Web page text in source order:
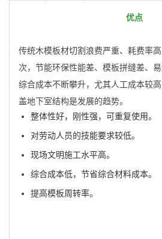
优点
传统木模板材切割浪费严重、耗费率
次，节能环保性能差、模板拼缝差、易
综合成本不断攀升，尤其人工成本较
盖地下室结构是发展的趋势。
整体性好，刚性强，可重复使用。
对劳动人员的技能要求较低。
现场文明施工水平高。
综合成本低，节省综合材料成本。
提高模板周转率。